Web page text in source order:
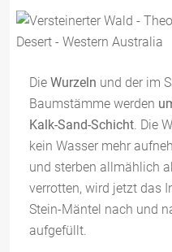
Die Wurzeln und der im
Baumstämme werden
Kalk-Sand-Schicht . Die
kein Wasser mehr
und sterben allmählich
verrotten, wird jetzt das
Stein-Mäntel nach und
aufgefüllt.